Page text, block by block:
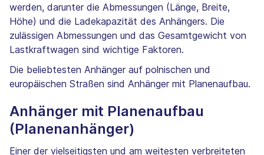
werden, darunter die Abmessungen (Länge, Breite,
Höhe) und die Ladekapazität des Anhängers. Die
zulässigen Abmessungen und das Gesamtgewicht von
Lastkraftwagen sind wichtige Faktoren.
Die beliebtesten Anhänger auf polnischen und
europäischen Straßen sind Anhänger mit Planenaufbau.
Anhänger mit Planenaufbau
(Planenanhänger)
Einer der vielseitigsten und am weitesten verbreiteten